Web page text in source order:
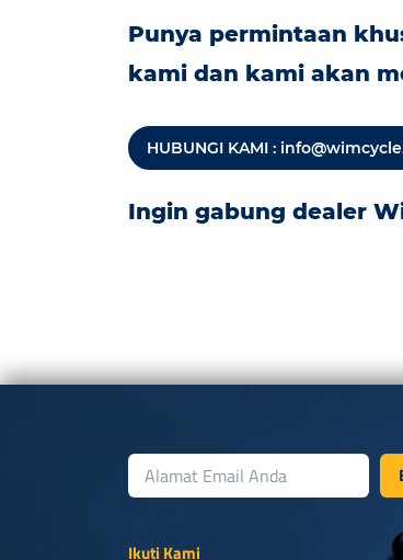
Punya permintaan
kami dan kami akan
HUBUNGI KAMI :
Ingin gabung dealer
Ikuti Kami